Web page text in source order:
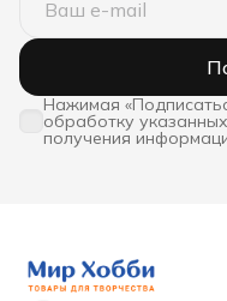
Нажимая
обработку
получения